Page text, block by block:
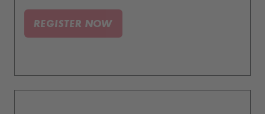
REGISTER NOW